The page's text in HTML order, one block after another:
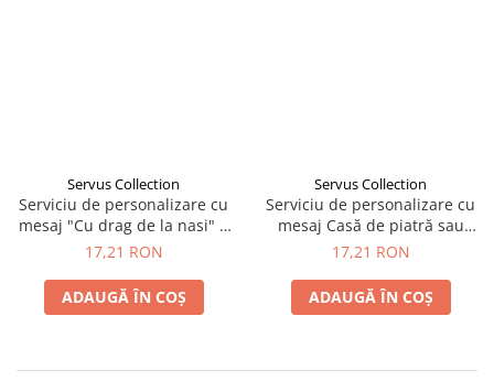
Servus Collection
Serviciu de personalizare cu
mesaj "Cu drag de la nasi" a
lumanarilor de nunta
17,21 RON
ADAUGĂ ÎN COȘ
Servus Collection
Serviciu de personalizare cu
mesaj Casă de piatră sau
Căsătorie binecuvântată
17,21 RON
ADAUGĂ ÎN COȘ